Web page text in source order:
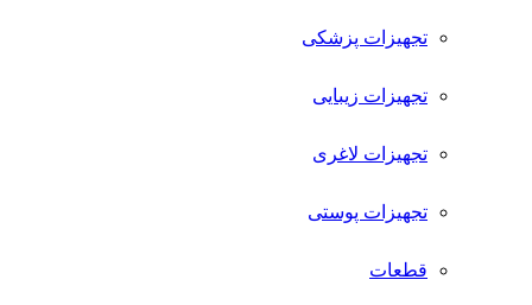
تجهیزات پزشکی
تجهیزات زیبایی
تجهیزات لاغری
تجهیزات پوستی
قطعات